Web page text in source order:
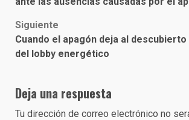
Siguiente
Cuando el apagón deja al
del lobby energético
Deja una respuesta
Tu dirección de correo electrónico no